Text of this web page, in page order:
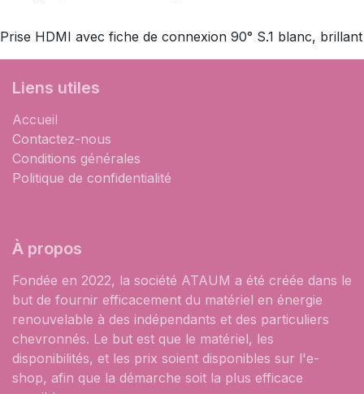
Prise HDMI avec fiche de connexion 90° S.1 blanc, brillant
Liens utiles
Accueil
Contactez-nous
Conditions générales
Politique de confidentialité
À propos
Fondée en 2022, la société ATAUM a été créée dans le
but de fournir efficacement du matériel en énergie
renouvelable à des indépendants et des particuliers
chevronnés. Le but est que le matériel, les
disponibilités, et les prix soient disponibles sur l'e-
shop, afin que la démarche soit la plus efficace